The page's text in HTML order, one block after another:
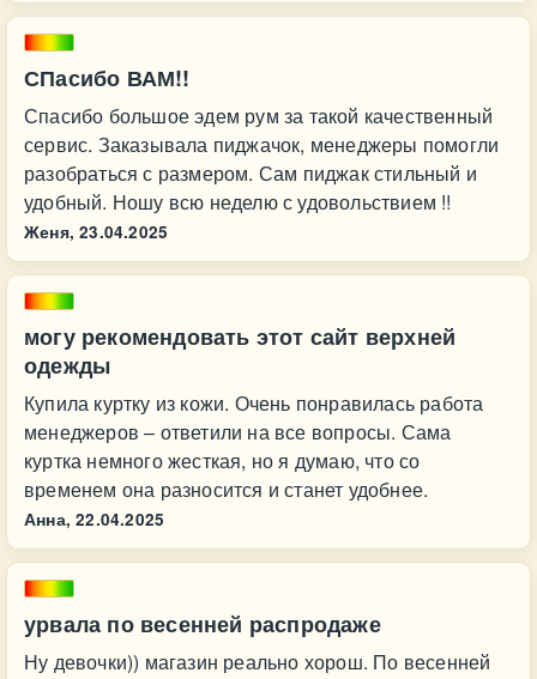
СПасибо ВАМ!!
Спасибо большое эдем рум за такой качественный
сервис. Заказывала пиджачок, менеджеры помогли
разобраться с размером. Сам пиджак стильный и
удобный. Ношу всю неделю с удовольствием !!
Женя, 23.04.2025
могу рекомендовать этот сайт верхней
одежды
Купила куртку из кожи. Очень понравилась работа
менеджеров – ответили на все вопросы. Сама
куртка немного жесткая, но я думаю, что со
временем она разносится и станет удобнее.
Анна, 22.04.2025
урвала по весенней распродаже
Ну девочки)) магазин реально хорош. По весенней